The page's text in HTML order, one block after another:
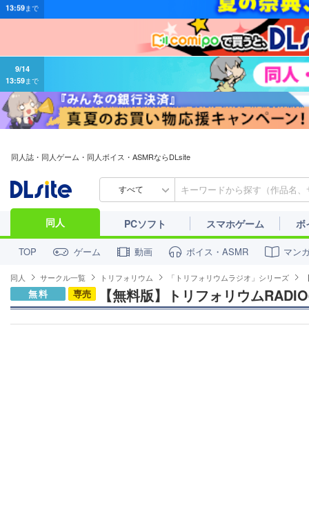
同人誌・同人ゲーム・同人ボイス・ASMRならDLsite
すべて
同人 PCソフト スマホゲーム ボ
TOP ゲーム 動画 ボイス・ASMR マン
同人 サークル一覧 トリフォリウム 「トリフォリウムラジオ」シリーズ
無料 専売 【無料版】トリフォリウム